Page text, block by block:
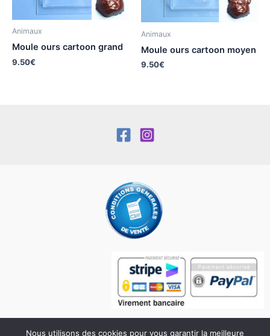
Animaux
Moule ours cartoon grand
9.50€
Animaux
Moule ours cartoon moyen
9.50€
Nous utilisons des cookies pour vous garantir la meilleure